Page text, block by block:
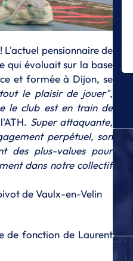
pensionnaire de
qui évoluait sur la base
et formée à Dijon, se
le plaisir de jouer",
le club est en train de
Super attaquante,
perpétuel, son
des plus-values pour
dans notre collectif
de Vaulx-en-Velin
de fonction de Laurent